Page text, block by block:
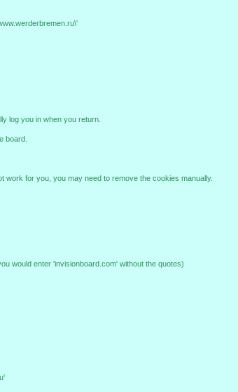
log you in when you return.
board.
work for you, you may need to remove the cookies manually.
would enter 'invisionboard.com' without the quotes)